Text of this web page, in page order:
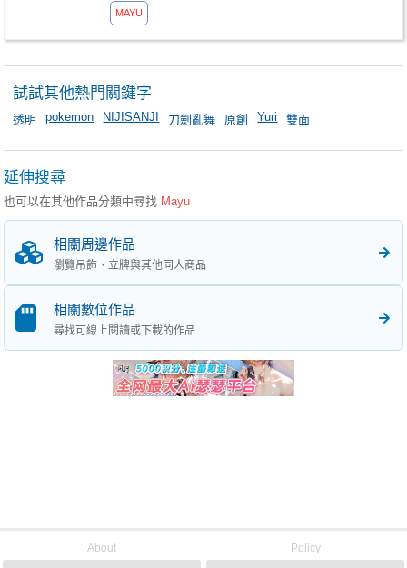
MAYU
試試其他熱門關鍵字
透明 pokemon NIJISANJI 刀劍亂舞 原創 Yuri 雙面
延伸搜尋
也可以在其他作品分類中尋找 Mayu
相關周邊作品
瀏覽吊飾、立牌與其他同人商品
相關數位作品
尋找可線上閱讀或下載的作品
About Policy